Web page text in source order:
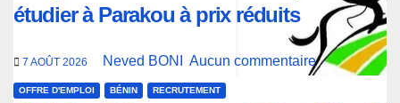
étudier à Parakou à prix réduits
7 AOÛT 2026 Neved BONI Aucun commentaire
OFFRE D'EMPLOI BÉNIN RECRUTEMENT